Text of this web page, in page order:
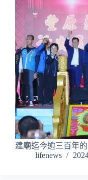
建廟迄今逾三百年
lifenews